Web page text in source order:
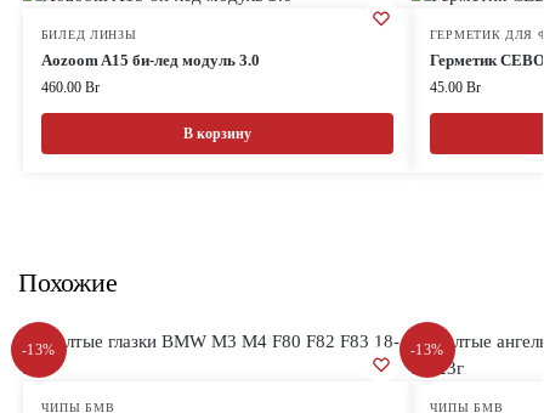
БИЛЕД ЛИНЗЫ
Aozoom A15 би-лед модуль 3.0
460.00 Br
В корзину
ГЕРМЕТИК ДЛЯ
Герметик
45.00 Br
Похожие
-13%
ЧИПЫ БМВ
-13%
ЧИПЫ БМВ